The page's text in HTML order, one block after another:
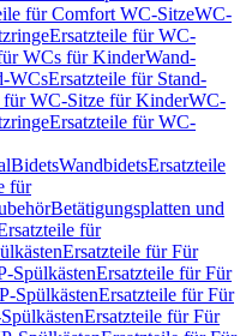
für Comfort WC-SitzeWC-
Ersatzteile für WC-
WCs für KinderWand-
WCsErsatzteile für Stand-
für WC-Sitze für KinderWC-
Ersatzteile für WC-
BidetsWandbidetsErsatzteile
für
Betätigungsplatten und
für
Ersatzteile für Für
SpülkästenErsatzteile für Für
SpülkästenErsatzteile für Für
Ersatzteile für Für